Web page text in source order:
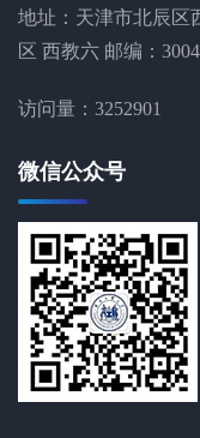
地址：天津市北辰区
区 西教六 邮编：
访问量： 3252901
微信公众号